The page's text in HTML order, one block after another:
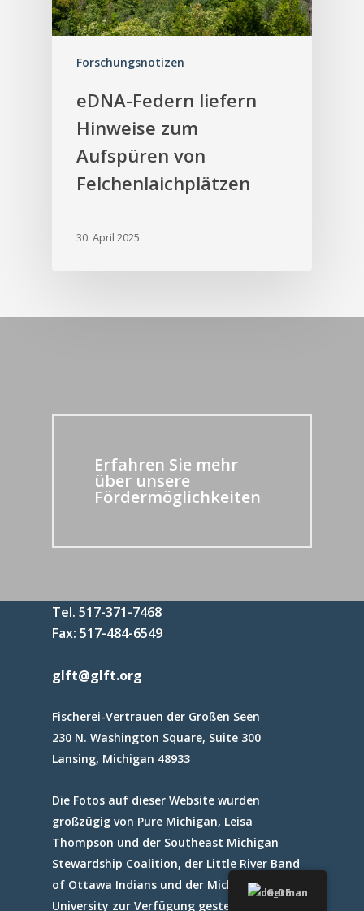
Forschungsnotizen
eDNA-Federn liefern
Hinweise zum
Aufspüren von
Felchenlaichplätzen
30. April 2025
Erfahren Sie mehr
über unsere
Fördermöglichkeiten
Tel. 517-371-7468
Fax: 517-484-6549
glft@glft.org
Fischerei-Vertrauen der Großen Seen
230 N. Washington Square, Suite 300
Lansing, Michigan 48933
Die Fotos auf dieser Website wurden
großzügig von Pure Michigan, Leisa
Thompson und der Southeast Michigan
Stewardship Coalition, der Little River Band
of Ottawa Indians und der Michigan State
University zur Verfügung gestellt.
German